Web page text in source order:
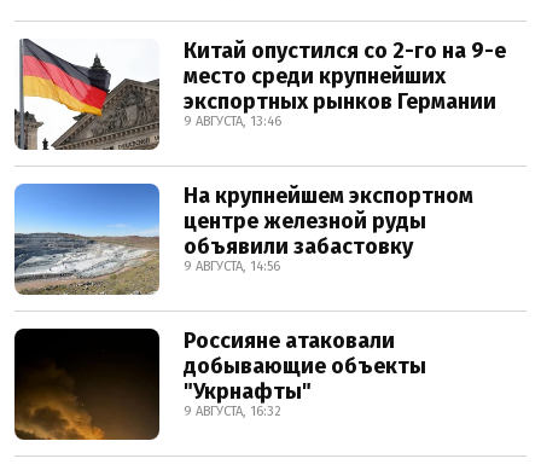
Китай опустился со 2-го на 9-е
место среди крупнейших
экспортных рынков Германии
9 АВГУСТА, 13:46
На крупнейшем экспортном
центре железной руды
объявили забастовку
9 АВГУСТА, 14:56
Россияне атаковали
добывающие объекты
"Укрнафты"
9 АВГУСТА, 16:32